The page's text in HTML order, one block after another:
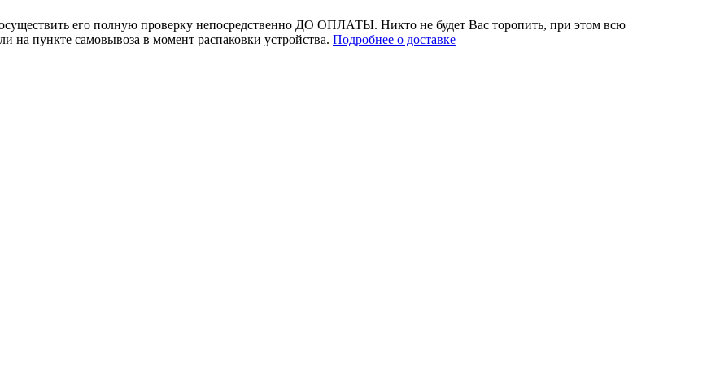
его полную проверку непосредственно ДО ОПЛАТЫ. Никто не будет Вас торопить, при этом всю
пункте самовывоза в момент распаковки устройства. Подробнее о доставке